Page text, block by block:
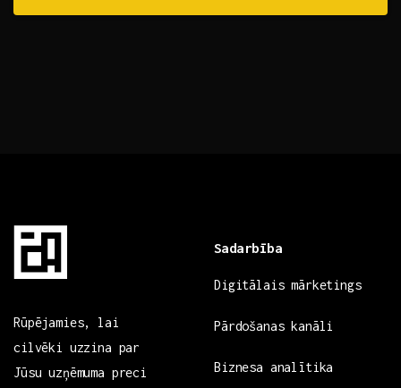
Rūpējamies, lai
cilvēki uzzina par
Jūsu uzņēmuma preci
Sadarbība
Digitālais mārketings
Pārdošanas kanāli
Biznesa analītika